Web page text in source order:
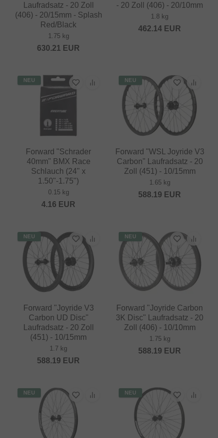
Laufradsatz - 20 Zoll
(406) - 20/15mm - Splash
Red/Black
1.75 kg
630.21 EUR
- 20 Zoll (406) - 20/10mm
1.8 kg
462.14 EUR
NEU
Forward "Schrader
40mm" BMX Race
Schlauch (24" x
1.50"-1.75")
0.15 kg
4.16 EUR
NEU
Forward "WSL Joyride V3
Carbon" Laufradsatz - 20
Zoll (451) - 10/15mm
1.65 kg
588.19 EUR
NEU
Forward "Joyride V3
Carbon UD Disc"
Laufradsatz - 20 Zoll
(451) - 10/15mm
1.7 kg
588.19 EUR
NEU
Forward "Joyride Carbon
3K Disc" Laufradsatz - 20
Zoll (406) - 10/10mm
1.75 kg
588.19 EUR
NEU NEU